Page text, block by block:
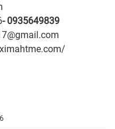
- 0935649839